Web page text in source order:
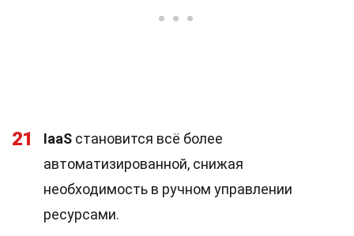
21 IaaS становится всё более
автоматизированной, снижая
необходимость в ручном управлении
ресурсами.